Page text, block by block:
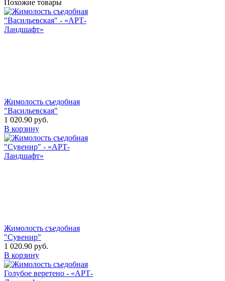
Похожие товары
Жимолость съедобная
"Васильевская"
1 020.90 руб.
В корзину
Жимолость съедобная
"Сувенир"
1 020.90 руб.
В корзину